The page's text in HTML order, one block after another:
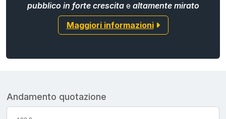
pubblico in forte crescitae altamente mirato
Maggiori informazioni
Andamento quotazione